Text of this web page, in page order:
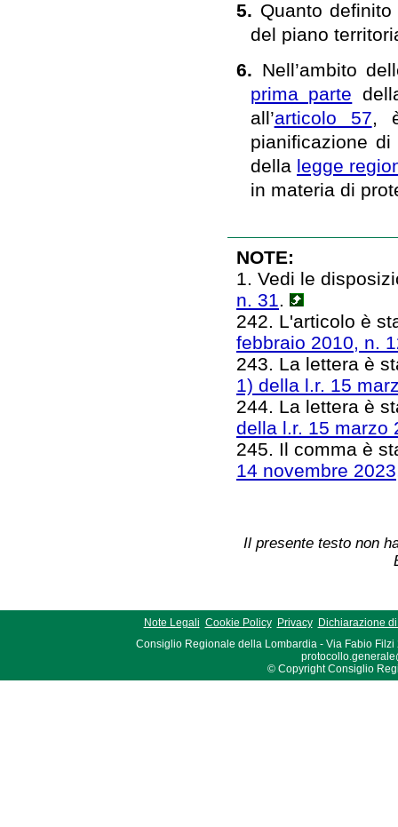
5. Quanto
del piano
6. Nell’ambito
prima parte
all’articolo 57,
pianificazione
della legge
in materia di
NOTE:
1. Vedi le
n. 31.
242. L'articolo è
febbraio 2010, n.
243. La lettera è
1) della l.r. 15
244. La lettera è
della l.r. 15 marzo
245. Il comma è
14 novembre
Il presente testo non
Note Legali Cookie Policy Privacy
Dichiarazione
Consiglio Regionale della Lombardia - Via Fabio Filzi
© Copyright Consiglio